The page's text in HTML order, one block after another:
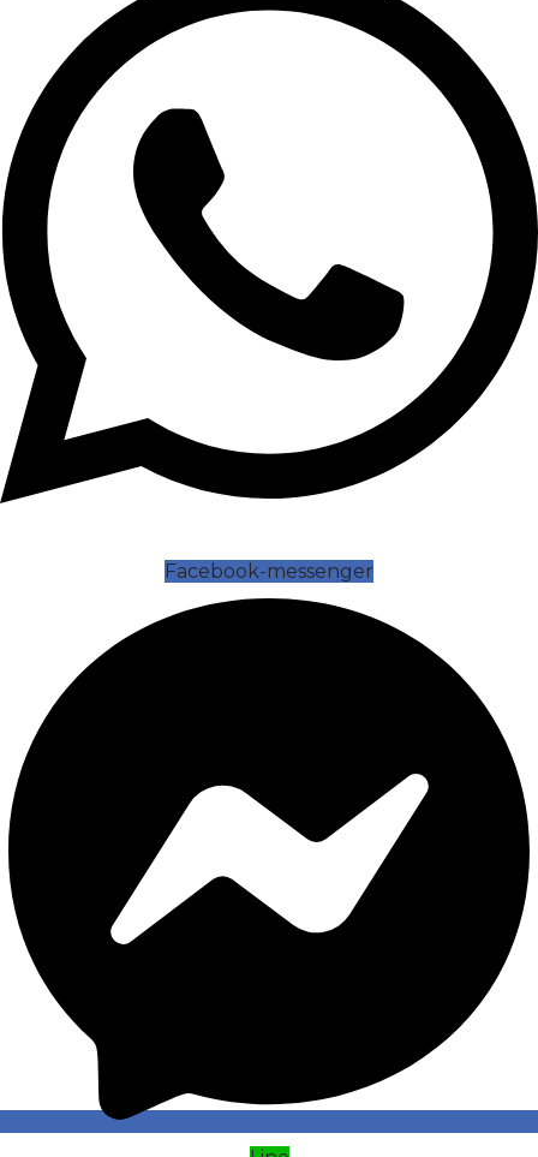
Facebook-messenger